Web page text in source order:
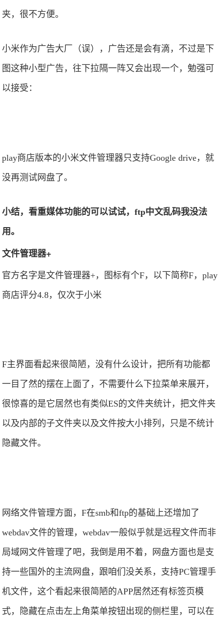
夹，很不方便。
小米作为广告大厂（误），广告还是会有滴，不过是下
图这种小型广告，往下拉隔一阵又会出现一个，勉强可
以接受：
play商店版本的小米文件管理器只支持Google drive，就
没再测试网盘了。
小结，看重媒体功能的可以试试，ftp中文乱码我没法
用。
文件管理器+
官方名字是文件管理器+，图标有个F，以下简称F，play
商店评分4.8，仅次于小米
F主界面看起来很简陋，没有什么设计，把所有功能都
一目了然的摆在上面了，不需要什么下拉菜单来展开，
很惊喜的是它居然也有类似ES的文件夹统计，把文件夹
以及内部的子文件夹以及文件按大小排列，只是不统计
隐藏文件。
网络文件管理方面，F在smb和ftp的基础上还增加了
webdav文件的管理，webdav一般似乎就是远程文件而非
局域网文件管理了吧，我倒是用不着，网盘方面也是支
持一些国外的主流网盘，跟咱们没关系，支持PC管理手
机文件，这个看起来很简陋的APP居然还有标签页模
式，隐藏在点击左上角菜单按钮出现的侧栏里，可以在